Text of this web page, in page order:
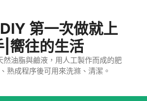
第一次做就上
|嚮往的生活
然油脂與鹼液，用人工製作而成的肥
熟成程序後可用來洗滌、清潔。